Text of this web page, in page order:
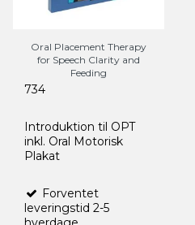
Oral Placement Therapy
for Speech Clarity and
Feeding
734
Introduktion til OPT
inkl. Oral Motorisk
Plakat
Forventet
leveringstid 2-5